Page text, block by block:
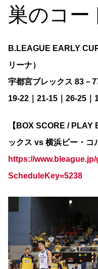
巣のコー
B.LEAGUE EARLY
リーナ）
宇都宮ブレックス 83－
19-22｜21-15｜26-25｜
【BOX SCORE /
ックス vs 横浜ビー・コ
https://
ScheduleKey=5238